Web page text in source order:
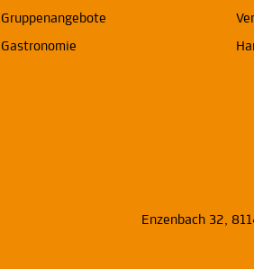
Gruppenangebote
Gastronomie
Enzenbach 32,